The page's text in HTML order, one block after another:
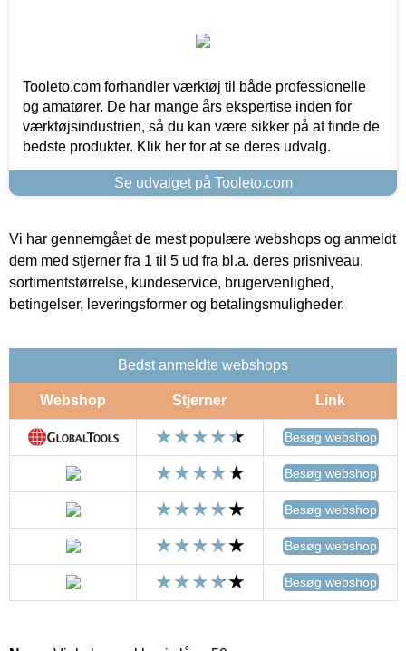
Tooleto.com forhandler værktøj til både professionelle
og amatører. De har mange års ekspertise inden for
værktøjsindustrien, så du kan være sikker på at finde de
bedste produkter. Klik her for at se deres udvalg.
Se udvalget på Tooleto.com
Vi har gennemgået de mest populære webshops og anmeldt
dem med stjerner fra 1 til 5 ud fra bl.a. deres prisniveau,
sortimentstørrelse, kundeservice, brugervenlighed,
betingelser, leveringsformer og betalingsmuligheder.
Bedst anmeldte webshops
Webshop Stjerner Link
Besøg webshop
Besøg webshop
Besøg webshop
Besøg webshop
Besøg webshop